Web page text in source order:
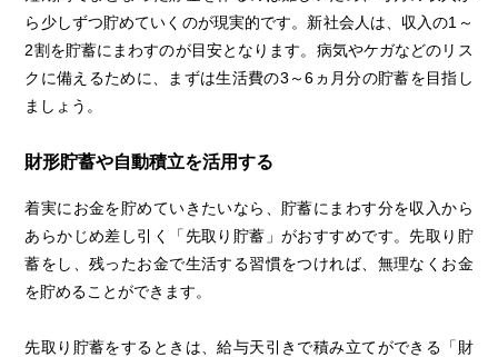
ら少しずつ貯めていくのが現実的です。新社会人は、収入の1～
2割を貯蓄にまわすのが目安となります。病気やケガなどのリス
クに備えるために、まずは生活費の3～6ヵ月分の貯蓄を目指し
ましょう。
財形貯蓄や自動積立を活用する
着実にお金を貯めていきたいなら、貯蓄にまわす分を収入から
あらかじめ差し引く「先取り貯蓄」がおすすめです。先取り貯
蓄をし、残ったお金で生活する習慣をつければ、無理なくお金
を貯めることができます。
先取り貯蓄をするときは、給与天引きで積み立てができる「財